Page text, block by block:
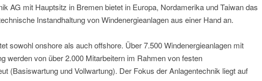
AG mit Hauptsitz in Bremen bietet in Europa, Nordamerika und Taiwan das
Instandhaltung von Windenergieanlagen aus einer Hand an.
sowohl onshore als auch offshore. Über 7.500 Windenergieanlagen mit
werden von über 2.000 Mitarbeitern im Rahmen von festen
(Basiswartung und Vollwartung). Der Fokus der Anlagentechnik liegt auf